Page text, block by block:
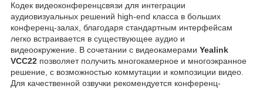
Кодек видеоконференцсвязи для интеграции
аудиовизуальных решений high-end класса в больших
конференц-залах, благодаря стандартным интерфейсам
легко встраивается в существующее аудио и
видеоокружение. В сочетании с видеокамерами Yealink
VCC22 позволяет получить многокамерное и многоэкранное
решение, с возможностью коммутации и композиции видео.
Для качественной озвучки рекомендуется конференц-